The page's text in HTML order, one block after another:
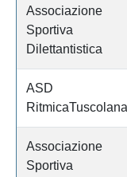
Associazione
Sportiva
Dilettantistica
ASD
RitmicaTuscolana
Associazione
Sportiva